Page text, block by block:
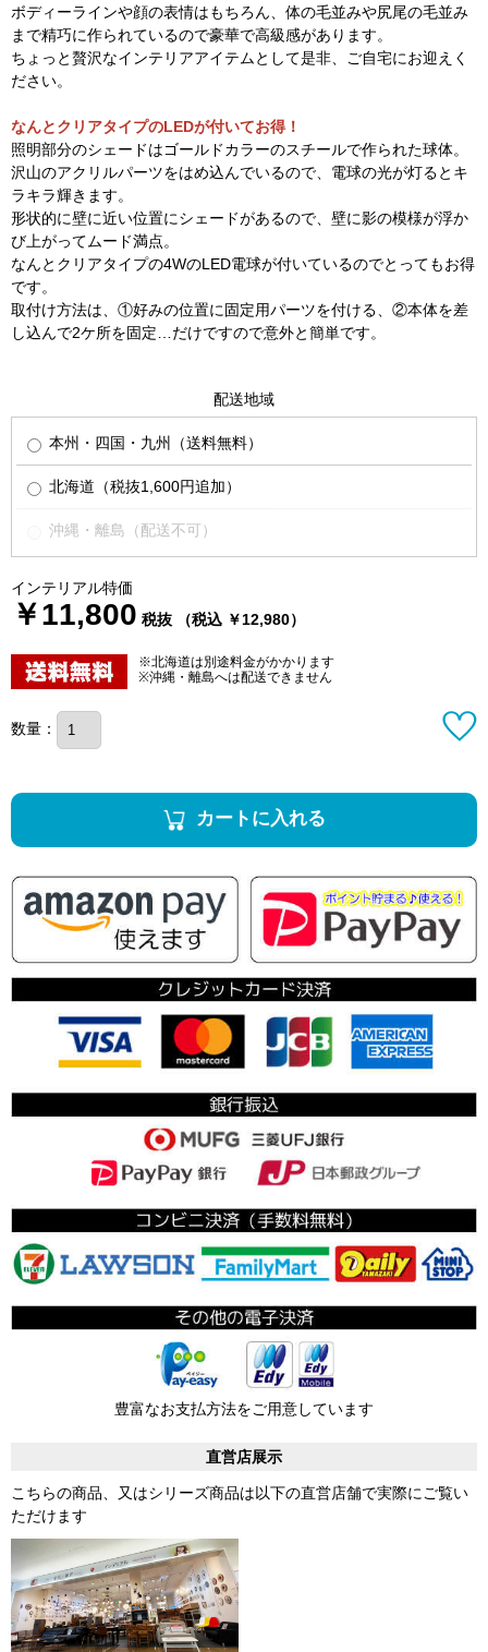
ボディーラインや顔の表情はもちろん、体の毛並みや尻尾の毛並み
まで精巧に作られているので豪華で高級感があります。
ちょっと贅沢なインテリアアイテムとして是非、ご自宅にお迎えく
ださい。
なんとクリアタイプのLEDが付いてお得！
照明部分のシェードはゴールドカラーのスチールで作られた球体。
沢山のアクリルパーツをはめ込んでいるので、電球の光が灯るとキ
ラキラ輝きます。
形状的に壁に近い位置にシェードがあるので、壁に影の模様が浮か
び上がってムード満点。
なんとクリアタイプの4WのLED電球が付いているのでとってもお得
です。
取付け方法は、①好みの位置に固定用パーツを付ける、②本体を差
し込んで2ケ所を固定…だけですので意外と簡単です。
配送地域
本州・四国・九州（送料無料）
北海道（税抜1,600円追加）
沖縄・離島（配送不可）
インテリアル特価
￥11,800 税抜 （税込 ￥12,980）
※北海道は別途料金がかかります
※沖縄・離島へは配送できません
数量：
カートに入れる
豊富なお支払方法をご用意しています
直営店展示
こちらの商品、又はシリーズ商品は以下の直営店舗で実際にご覧い
ただけます